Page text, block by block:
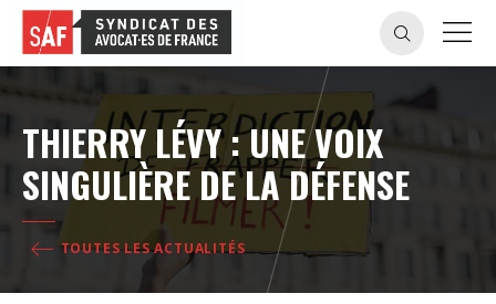
THIERRY LÉVY : UNE VOIX
SINGULIÈRE DE LA DÉFENSE
TOUTES LES ACTUALITÉS